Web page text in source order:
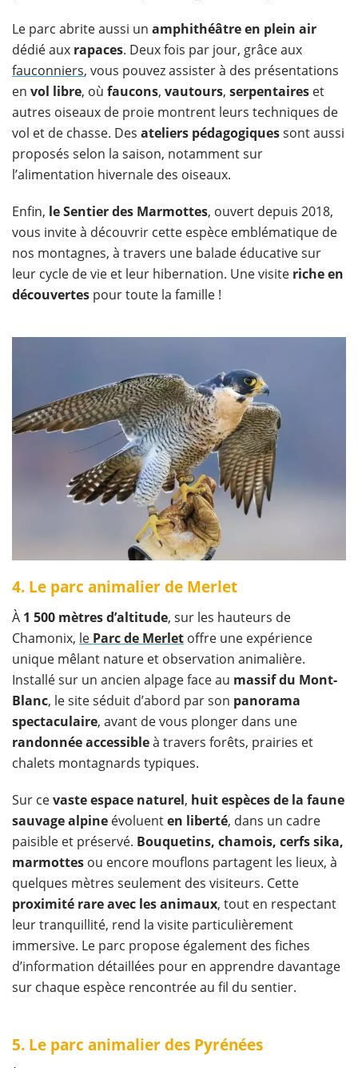
Le parc abrite aussi un amphithéâtre en plein air
dédié aux rapaces. Deux fois par jour, grâce aux
fauconniers, vous pouvez assister à des présentations
en vol libre, où faucons, vautours, serpentaires et
autres oiseaux de proie montrent leurs techniques de
vol et de chasse. Des ateliers pédagogiquessont aussi
proposés selon la saison, notamment sur
l’alimentation hivernale des oiseaux.
Enfin, le Sentier des Marmottes, ouvert depuis 2018,
vous invite à découvrir cette espèce emblématique de
nos montagnes, à travers une balade éducative sur
leur cycle de vie et leur hibernation. Une visite riche en
découvertes pour toute la famille !
4. Le parc animalier de Merlet
À 1 500 mètres d’altitude, sur les hauteurs de
Chamonix, le Parc de Merlet offre une expérience
unique mêlant nature et observation animalière.
Installé sur un ancien alpage face au massif du Mont-
Blanc, le site séduit d’abord par son panorama
spectaculaire, avant de vous plonger dans une
randonnée accessibleà travers forêts, prairies et
chalets montagnards typiques.
Sur cevaste espace naturel, huit espèces de la faune
sauvage alpine évoluenten liberté, dans un cadre
paisible et préservé. Bouquetins, chamois, cerfs sika,
marmottes ou encore mouflons partagent les lieux, à
quelques mètres seulement des visiteurs. Cette
proximité rare avec les animaux, tout en respectant
leur tranquillité, rend la visite particulièrement
immersive. Le parc propose également des fiches
d’information détaillées pour en apprendre davantage
sur chaque espèce rencontrée au fil du sentier.
5. Le parc animalier des Pyrénées